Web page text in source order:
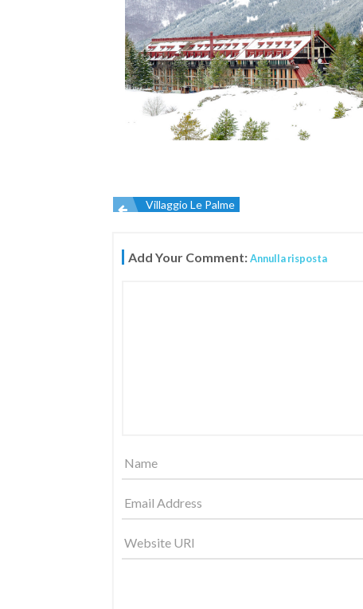
Navigazione
articoli
Villaggio Le Palme
Add Your Comment:Annulla risposta